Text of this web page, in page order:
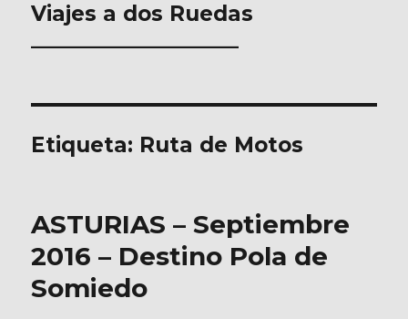
Viajes a dos Ruedas
___________________
Etiqueta: Ruta de Motos
ASTURIAS – Septiembre
2016 – Destino Pola de
Somiedo